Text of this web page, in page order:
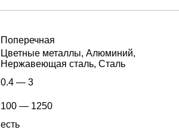
Поперечная
Цветные металлы, Алюминий,
Нержавеющая сталь, Сталь
0.4 — 3
100 — 1250
есть